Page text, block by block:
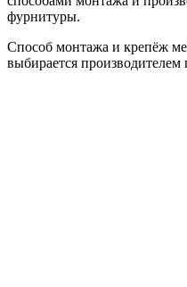
фурнитуры.
Способ монтажа и крепёж
выбирается